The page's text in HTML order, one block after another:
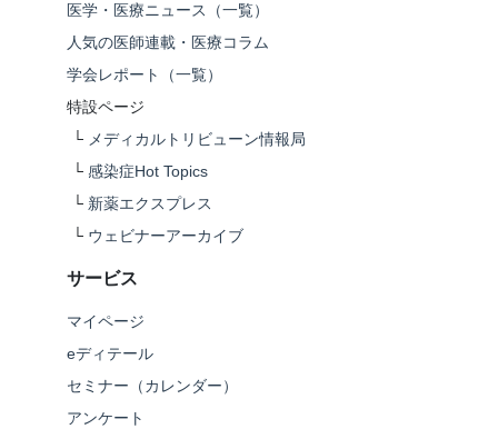
医学・医療ニュース（一覧）
人気の医師連載・医療コラム
学会レポート（一覧）
特設ページ
└ メディカルトリビューン情報局
└ 感染症Hot Topics
└ 新薬エクスプレス
└ ウェビナーアーカイブ
サービス
マイページ
eディテール
セミナー（カレンダー）
アンケート